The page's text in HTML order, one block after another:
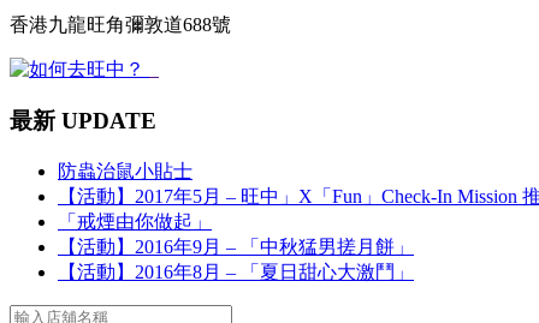
香港九龍旺角彌敦道688號
最新 UPDATE
防蟲治鼠小貼士
【活動】2017年5月 – 旺中」X「Fun」Check-In Mission
「戒煙由你做起」
【活動】2016年9月 – 「中秋猛男搓月餅」
【活動】2016年8月 – 「夏日甜心大激鬥」